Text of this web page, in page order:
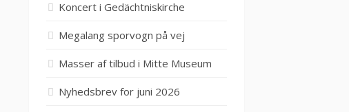
Koncert i Gedächtniskirche
Megalang sporvogn på vej
Masser af tilbud i Mitte Museum
Nyhedsbrev for juni 2026